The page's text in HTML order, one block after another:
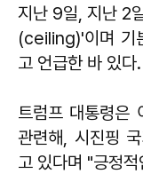
지난 9일, 지난 2
(ceiling)'이며 기
고 언급한 바 있다.
트럼프 대통령은
관련해, 시진핑
고 있다며 "긍정